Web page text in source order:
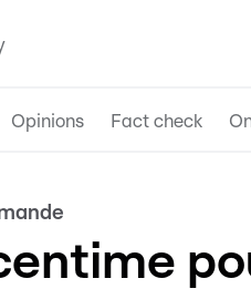
Opinions Fact check